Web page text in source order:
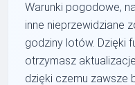
Warunki pogodowe,
inne nieprzewidziane
godziny lotów. Dzięki
otrzymasz
dzięki czemu zawsze